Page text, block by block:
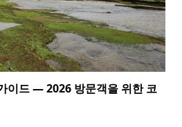
이드 — 2026 방문객을 위한 코